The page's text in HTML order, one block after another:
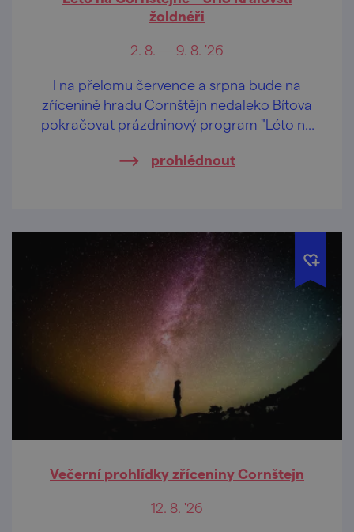
žoldnéři
2. 8. — 9. 8. '26
I na přelomu července a srpna bude na
zřícenině hradu Cornštějn nedaleko Bítova
pokračovat prázdninový program "Léto na
prohlédnout
Večerní prohlídky zříceniny Cornštejn
12. 8. '26